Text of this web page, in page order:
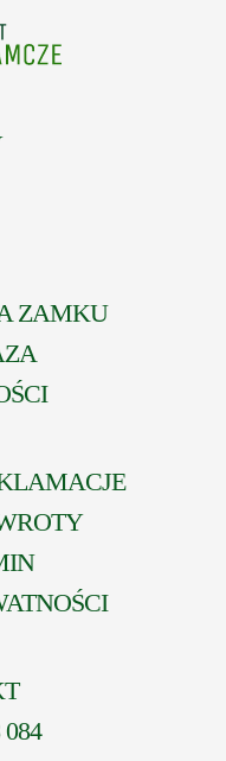
ZAMKU
084